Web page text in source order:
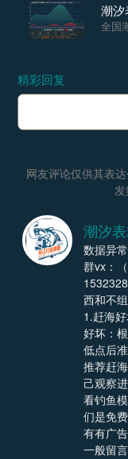
潮汐
全国
精彩回复
网友评论仅供其表
潮汐
数据异
群vx：
西和不
1.赶海
好坏：
低点后
推荐赶
己观察
看钓鱼
们是免
有有广
一般留